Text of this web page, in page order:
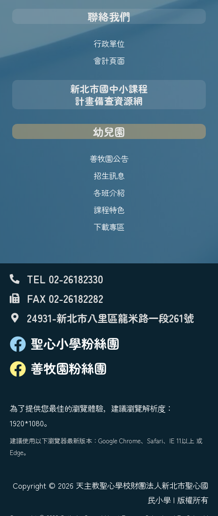
聯絡我們
行政單位
會計頁面
新北市國中小課程
計畫備查資源網
幼兒園
善牧園公告
招生訊息
各班介紹
課程特色
下載專區
TEL 02-26182330
FAX 02-26182282
24931-新北市八里區龍米路一段261號
聖心小學粉絲團
善牧園粉絲團
為了提供您最佳的瀏覽體驗，建議瀏覽解析度：
1920*1080。
建議使用以下瀏覽器最新版本：Google Chrome、Safari、IE 11以上 或
Edge。
Copyright © 2026 天主教聖心學校財團法人新北市聖心國
民小學 | 版權所有